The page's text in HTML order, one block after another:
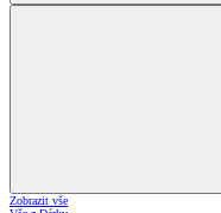
Zobrazit vše